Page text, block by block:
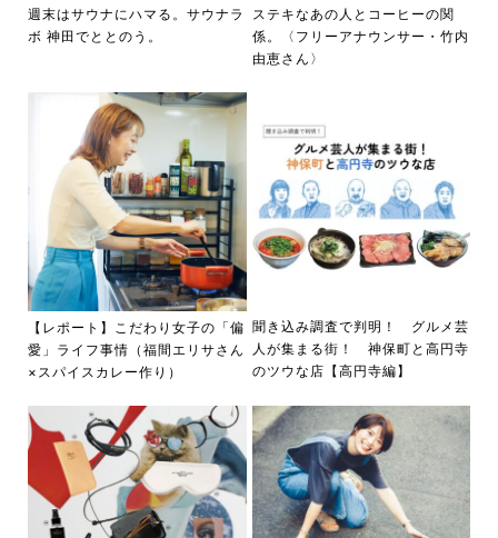
週末はサウナにハマる。サウナラ
ボ 神田でととのう。
ステキなあの人とコーヒーの関
係。〈フリーアナウンサー・竹内
由恵さん〉
【レポート】こだわり女子の「偏
愛」ライフ事情（福間エリサさん
×スパイスカレー作り）
聞き込み調査で判明！ グルメ芸
人が集まる街！ 神保町と高円寺
のツウな店【高円寺編】